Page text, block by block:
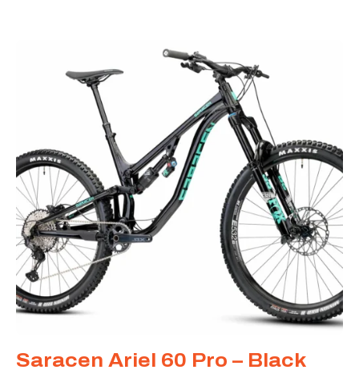
Saracen Ariel 60 Pro – Black